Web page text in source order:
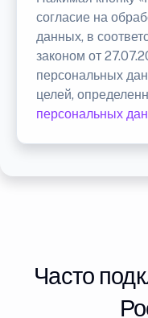
согласие на
данных, в
законом от
персональных
целей,
персональных
Часто